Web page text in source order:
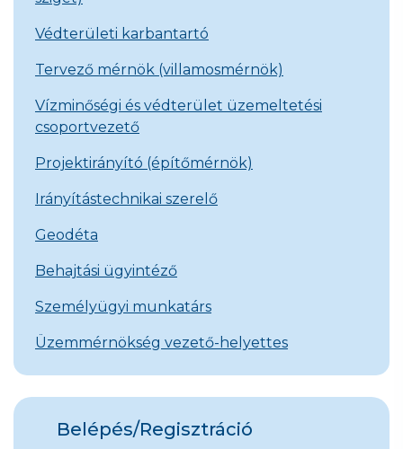
Védterületi karbantartó
Tervező mérnök (villamosmérnök)
Vízminőségi és védterület üzemeltetési
csoportvezető
Projektirányító (építőmérnök)
Irányítástechnikai szerelő
Geodéta
Behajtási ügyintéző
Személyügyi munkatárs
Üzemmérnökség vezető-helyettes
Belépés/Regisztráció